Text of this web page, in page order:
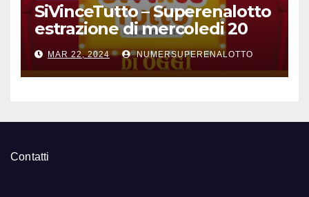
SiVinceTutto – Superenalotto
estrazione di mercoledi 20
marzo 2024 numeri vincenti
e quote
MAR 22, 2024 NUMERSUPERENALOTTO
Contatti